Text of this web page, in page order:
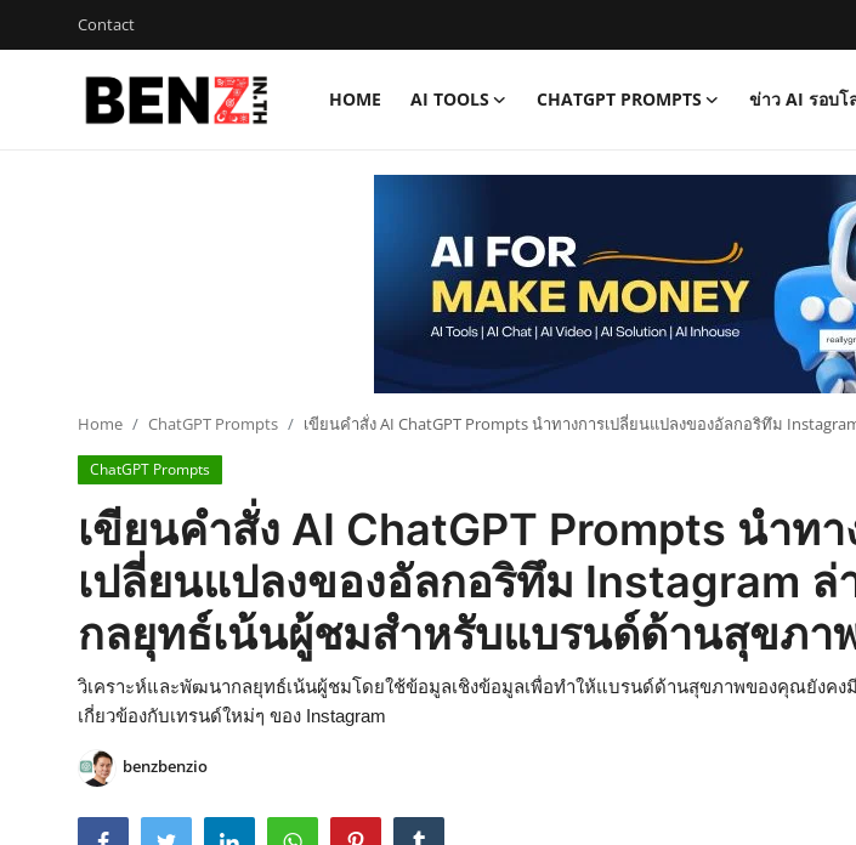
Contact
HOME AI TOOLS CHATGPT PROMPTS ข่าว AI รอบโ
ThaiGPT Builder
คอร์สเรียน ChatGPT
Home ChatGPT Prompts เขียนคำสั่ง AI ChatGPT Prompts นำทางการเปลี่ยนแปลงของอัลกอริทึม
ChatGPT Prompts
เขียนคำสั่ง AI ChatGPT Prompts นำทา
เปลี่ยนแปลงของอัลกอริทึม Instagram ล่
กลยุทธ์เน้นผู้ชมสำหรับแบรนด์ด้านสุขภา
วิเคราะห์และพัฒนากลยุทธ์เน้นผู้ชมโดยใช้ข้อมูลเชิงข้อมูลเพื่อทำให้แบรนด์ด้านสุขภาพของคุณยังคง
เกี่ยวข้องกับเทรนด์ใหม่ๆ ของ Instagram
benzbenzio